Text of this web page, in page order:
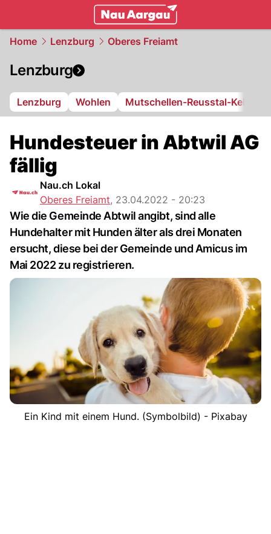
Home Lenzburg Oberes Freiamt
Lenzburg
Lenzburg Wohlen Mutschellen-Reusstal-
Hundesteuer in Abtwil AG
fällig
Nau.ch Lokal
Oberes Freiamt, 23.04.2022 - 20:23
Wie die Gemeinde Abtwil angibt, sind alle
Hundehalter mit Hunden älter als drei Monaten
ersucht, diese bei der Gemeinde und Amicus im
Mai 2022 zu registrieren.
Ein Kind mit einem Hund. (Symbolbild) - Pixabay